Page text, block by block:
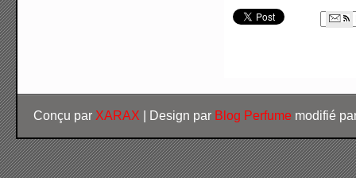
Conçu par XARAX | Design par Blog Perfume modifié